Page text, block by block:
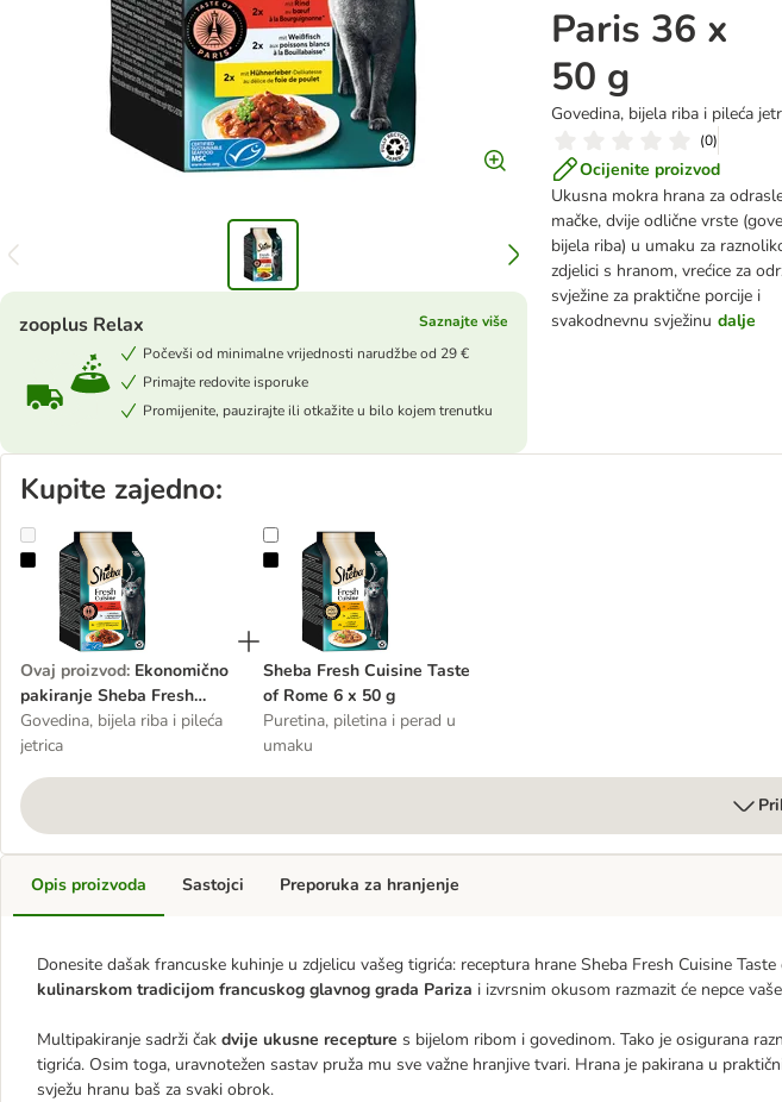
Paris 36 x
50 g
Govedina, bijela riba i pileća
(0)
Ocijenite proizvod
Ukusna mokra hrana za
mačke, dvije odlične vrste
bijela riba) u umaku za
zdjelici s hranom, vrećice za
svježine za praktične porcije i
svakodnevnu svježinu dalje
zooplus Relax
Saznajte više
Počevši od minimalne vrijednosti narudžbe od 29 €
Primajte redovite isporuke
Promijenite, pauzirajte ili otkažite u bilo kojem trenutku
Kupite zajedno:
Ekonomično pakiranje Sheba Fresh Cuisine Taste of Paris 36 x 50 g
Ovaj proizvod: Ekonomično
pakiranje Sheba Fresh
Cuisine Taste of Paris 36 x
50 g
Govedina, bijela riba i pileća
jetrica
Sheba Fresh Cuisine Taste of Rome 6 x 50 g
Sheba Fresh Cuisine Taste
of Rome 6 x 50 g
Puretina, piletina i perad u
umaku
Opis proizvoda
Donesite dašak francuske kuhinje u zdjelicu vašeg tigrića: receptura hrane Sheba Fresh Cuisine Taste
kulinarskom tradicijom francuskog glavnog grada Pariza i izvrsnim okusom razmazit će nepce
Multipakiranje sadrži čak dvije ukusne recepture s bijelom ribom i govedinom. Tako je osigurana
tigrića. Osim toga, uravnotežen sastav pruža mu sve važne hranjive tvari. Hrana je pakirana u
svježu hranu baš za svaki obrok.
Sastojci Preporuka za hranjenje